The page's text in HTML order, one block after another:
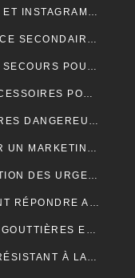
CRÉEZ DES PUBLICITÉS FACEBOOK ET INSTAGRAM EFFICACES POUR VOTRE BUSINESS
POURQUOI ACHETER UNE RÉSIDENCE SECONDAIRE DANS LA STATION BALNÉAIRE DE PORTICCIO EN CORSE DU SUD, DANS LE GOLFE D’AJACCIO ?
ENTREPRISE SPÉCIALISÉE : VOTRE SECOURS POUR FACILITER VOTRE DÉMÉNAGEMENT
LE CONFORT AVANT TOUT : DES ACCESSOIRES POUR JOUER PENDANT DES HEURES
LES DÉFIS DE L’ÉLAGAGE DES ARBRES DANGEREUX EN MILIEU RÉSIDENTIEL
LES OUTILS INDISPENSABLES POUR UN MARKETING DIGITAL RÉUSSI
L’ÉLAGUEUR GRIMPEUR ET LA GESTION DES URGENCES SUR LES ARBRES DANGEREUX
BOUTIQUES DE MEUBLES : COMMENT RÉPONDRE AUX EXIGENCES DES CLIENTS POINTILLEUX ?
POURQUOI UN BON DRAINAGE DES GOUTTIÈRES EST ESSENTIEL POUR VOTRE MAISON ?
LES SOLUTIONS POUR UN JARDIN RÉSISTANT À LA SÉCHERESSE